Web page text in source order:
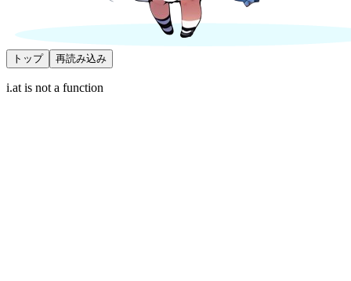
トップ 再読み込み
i.at is not a function